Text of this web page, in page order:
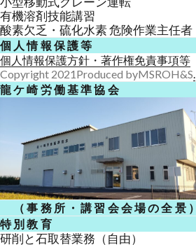
有機溶剤技能講習
酸素欠乏・硫化水素 危険作業主任者
個人情報保護等
個人情報保護方針 ・著作権免責事項等
Copyright 2021Produced byMSROH&S.
龍ケ崎労働基準協会
（事務所・講習会会場の全景）
特別教育
研削と石取替業務（自由）